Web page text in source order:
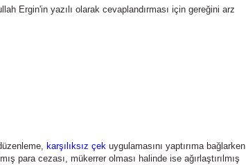
Ergin'in yazılı olarak cevaplandırması için gereğini arz
karşılıksız çek uygulamasını yaptırıma bağlarken
para cezası, mükerrer olması halinde ise ağırlaştırılmış